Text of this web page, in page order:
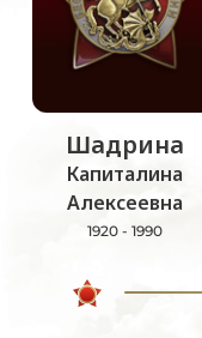
Шадрина
Капиталина
Алексеевна
1920 - 1990